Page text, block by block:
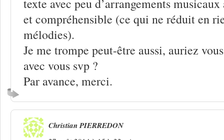
texte avec peu d’arrangements
et compréhensible (ce qui ne réduit en
mélodies).
Je me trompe peut-être aussi, auriez
avec vous svp ?
Par avance, merci.
Christian PIERREDON